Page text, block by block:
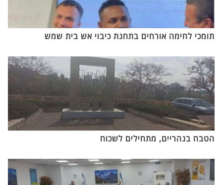
תומכי לחימה אורחים בתחנת כיבוי אש בית שמש
הטבח בנהריים, מתחילים לשכוח